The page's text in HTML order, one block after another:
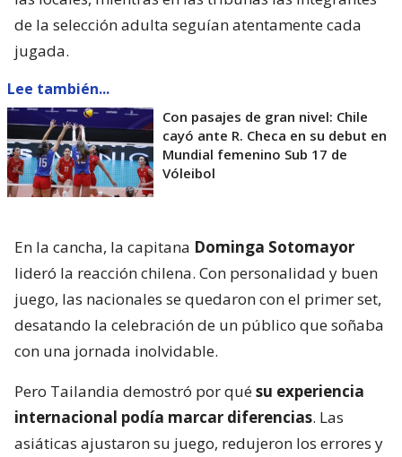
de la selección adulta seguían atentamente cada
jugada.
Lee también...
Con pasajes de gran nivel: Chile
cayó ante R. Checa en su debut en
Mundial femenino Sub 17 de
Vóleibol
En la cancha, la capitana Dominga Sotomayor
lideró la reacción chilena. Con personalidad y buen
juego, las nacionales se quedaron con el primer set,
desatando la celebración de un público que soñaba
con una jornada inolvidable.
Pero Tailandia demostró por quésu experiencia
internacional podía marcar diferencias. Las
asiáticas ajustaron su juego, redujeron los errores y